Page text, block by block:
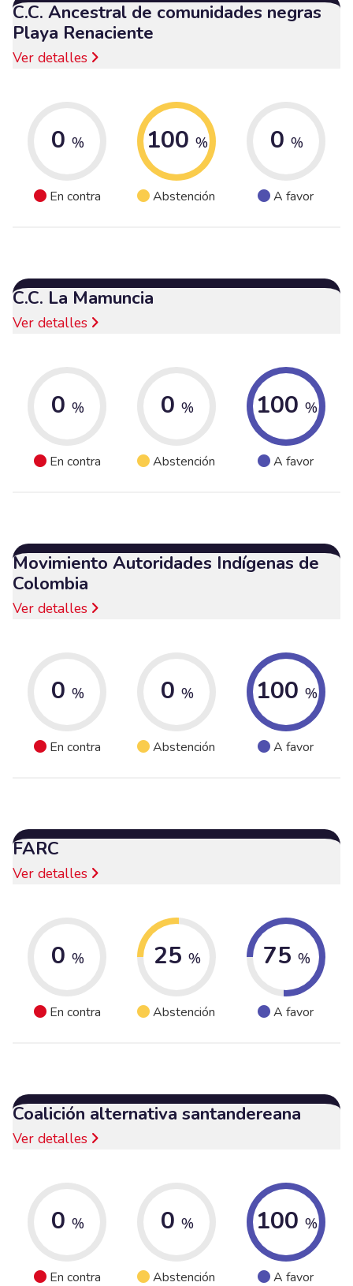
C.C. Ancestral de comunidades negras
Playa Renaciente
Ver detalles
0 %
En contra
100 %
Abstención
0 %
A favor
C.C. La Mamuncia
Ver detalles
0 %
En contra
0 %
Abstención
100 %
A favor
Movimiento Autoridades Indígenas de
Colombia
Ver detalles
0 %
En contra
0 %
Abstención
100 %
A favor
FARC
Ver detalles
0 %
En contra
25 %
Abstención
75 %
A favor
Coalición alternativa santandereana
Ver detalles
0 %
En contra
0 %
Abstención
100 %
A favor